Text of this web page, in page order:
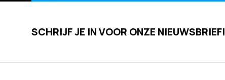
SCHRIJF JE IN VOOR ONZE NIEUWSBRIEF!